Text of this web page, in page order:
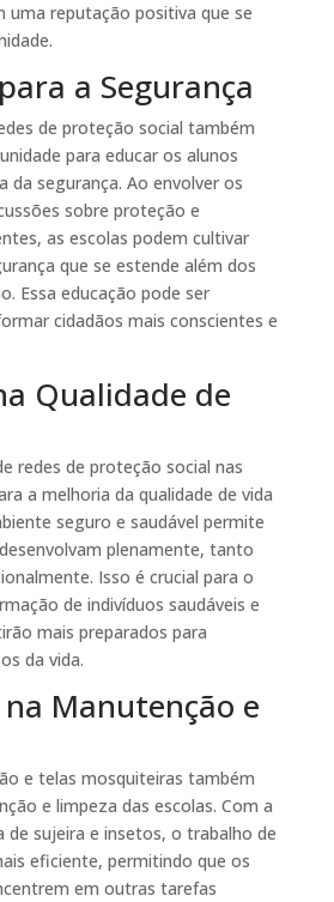
uma reputação positiva que se
a Segurança
de proteção social também
para educar os alunos
da segurança. Ao envolver os
sobre proteção e
as escolas podem cultivar
que se estende além dos
Essa educação pode ser
cidadãos mais conscientes e
Qualidade de
redes de proteção social nas
a melhoria da qualidade de vida
seguro e saudável permite
plenamente, tanto
Isso é crucial para o
de indivíduos saudáveis e
mais preparados para
da vida.
Manutenção e
e telas mosquiteiras também
e limpeza das escolas. Com a
de sujeira e insetos, o trabalho de
eficiente, permitindo que os
em outras tarefas